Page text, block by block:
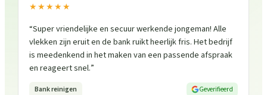
★★★★★
“Super vriendelijke en secuur werkende jongeman! Alle
vlekken zijn eruit en de bank ruikt heerlijk fris. Het bedrijf
is meedenkend in het maken van een passende afspraak
en reageert snel.”
Bank reinigen Geverifieerd